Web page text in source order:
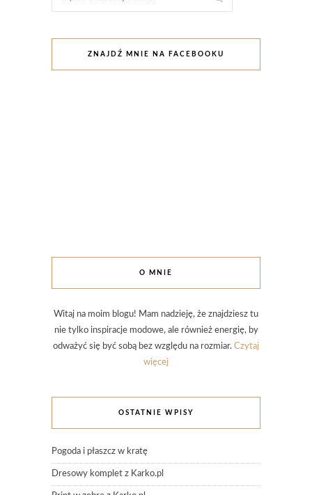
ZNAJDŹ MNIE NA FACEBOOKU
O MNIE
Witaj na moim blogu! Mam nadzieję, że znajdziesz tu
nie tylko inspiracje modowe, ale również energię, by
odważyć się być sobą bez względu na rozmiar. Czytaj
więcej
OSTATNIE WPISY
Pogoda i płaszcz w kratę
Dresowy komplet z Karko.pl